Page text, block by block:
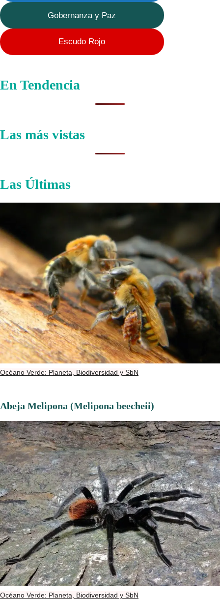
Gobernanza y Paz
Escudo Rojo
En Tendencia
Las más vistas
Las Últimas
Océano Verde: Planeta, Biodiversidad y SbN
Abeja Melipona (Melipona beecheii)
Océano Verde: Planeta, Biodiversidad y SbN